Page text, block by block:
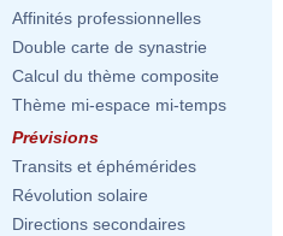
Affinités professionnelles
Double carte de synastrie
Calcul du thème composite
Thème mi-espace mi-temps
Prévisions
Transits et éphémérides
Révolution solaire
Directions secondaires